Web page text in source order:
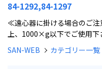
84-1292,84-1297
≪遠心器に掛ける場合のご
上、1000×g以下でご使用下
SAN-WEB
カテゴリー一覧